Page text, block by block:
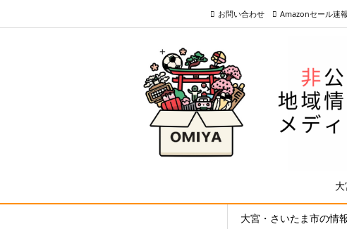
大宮・さいたま市の情
お問い合わせ Amazonセール速報